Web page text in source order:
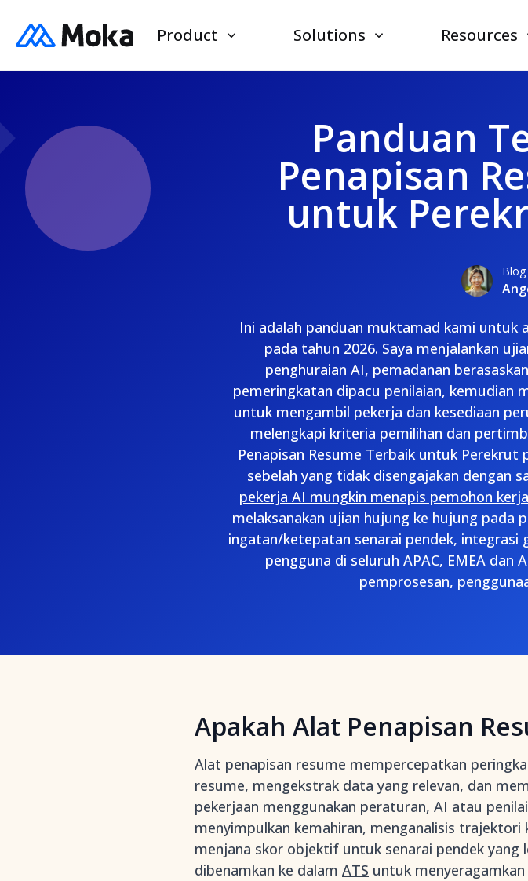
Product Solutions Resources
Panduan
Penapisan
untuk
Ini adalah panduan muktamad kami
pada tahun 2026. Saya menjalankan
penghuraian AI, pemadanan
pemeringkatan dipacu penilaian, kemudian
untuk mengambil pekerja dan kesediaan
melengkapi kriteria pemilihan dan
Penapisan Resume Terbaik untuk Perekrut
sebelah yang tidak disengajakan dengan
pekerja AI mungkin menapis pemohon
melaksanakan ujian hujung ke hujung pada
ingatan/ketepatan senarai pendek, integrasi
pengguna di seluruh APAC, EMEA
pemprosesan,
Apakah Alat Penapisan
Alat penapisan resume mempercepatkan
resume, mengekstrak data yang relevan, dan
pekerjaan menggunakan peraturan, AI atau
menyimpulkan kemahiran, menganalisis
menjana skor objektif untuk senarai pendek yang
dibenamkan ke dalam ATS untuk